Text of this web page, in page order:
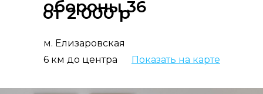
обороны 36
от 2 000 р
м. Елизаровская
6 км до центра
Показать на карте